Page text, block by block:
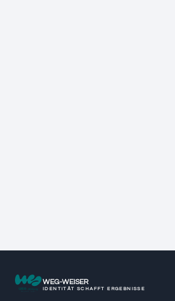
WEG-WEISER
IDENTITÄT SCHAFFT ERGEBNISSE